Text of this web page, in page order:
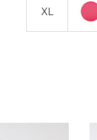
XL